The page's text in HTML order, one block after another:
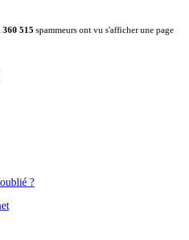
360 515 spammeurs ont vu s'afficher une page
?